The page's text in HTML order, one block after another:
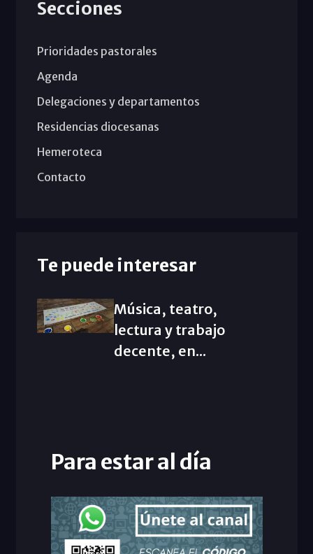
Secciones
Prioridades pastorales
Agenda
Delegaciones y departamentos
Residencias diocesanas
Hemeroteca
Contacto
Te puede interesar
Música, teatro,
lectura y trabajo
decente, en...
Para estar al día